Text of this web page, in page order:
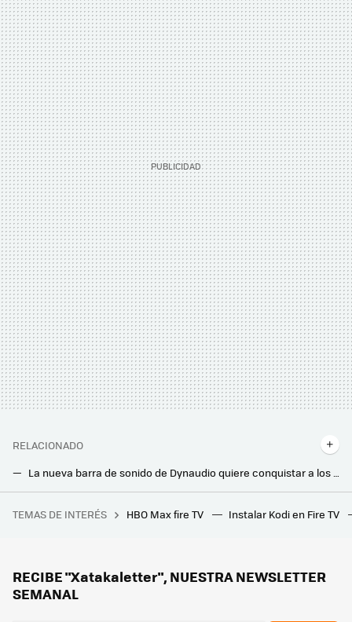
RELACIONADO
El nuevo home cinema Dolby Atmos de Hisense dice adiós a las barras de sonido: viene con cuatro altavoces y subwoofer inalámbricos
El nuevo cargador inalámbrico 3 en 1 de Anker ya ha bajado de precio. Es compatible con MagSafe y muy barato
TEMAS DE INTERÉS HBO Max fire TV Instalar Kodi en Fire TV
RECIBE "Xatakaletter", NUESTRA NEWSLETTER
SEMANAL